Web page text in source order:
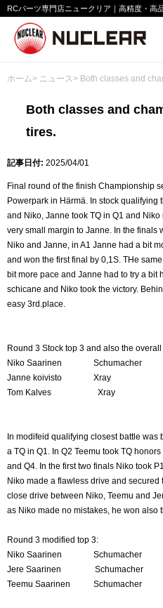
RCパーツ専門店ニュークリア｜高精度・高
ホーム> ニュース> Both classes and
Both classes and
tires.
記事日付: 2025/04/01
Final round of the finish Championship
Powerpark in Härmä. In stock
and Niko, Janne took TQ in Q1 and
very small margin to Janne. In the finals
Niko and Janne, in A1 Janne had a bit
and won the first final by 0,1S. THe
bit more pace and Janne had to try a bit
schicane and Niko took the victory.
easy 3rd.place.
Round 3 Stock top 3 and also the
Niko Saarinen Schumacher
Janne koivisto Xray
Tom Kalves Xray
In modifeid qualifying closest battle
a TQ in Q1. In Q2 Teemu took TQ
and Q4. In the first two finals Niko took
Niko made a flawless drive and
close drive between Niko, Teemu and
as Niko made no mistakes, he won also
Round 3 modified top 3:
Niko Saarinen Schumacher
Jere Saarinen Schumacher
Teemu Saarinen Schumacher